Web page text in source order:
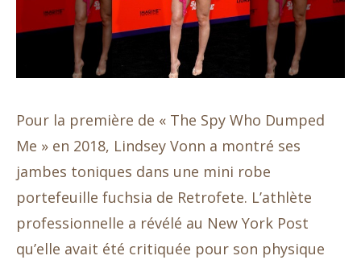
Pour la première de « The Spy Who Dumped
Me » en 2018, Lindsey Vonn a montré ses
jambes toniques dans une mini robe
portefeuille fuchsia de Retrofete. L’athlète
professionnelle a révélé au New York Post
qu’elle avait été critiquée pour son physique